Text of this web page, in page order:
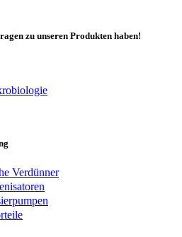
zu unseren Produkten haben!
Verdünner